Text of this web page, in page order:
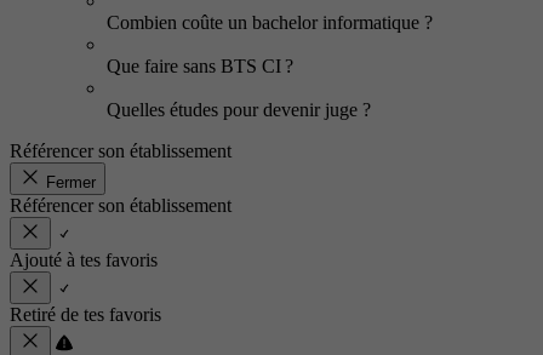
Combien coûte un bachelor informatique ?
Que faire sans BTS CI ?
Quelles études pour devenir juge ?
Référencer son établissement
Fermer
Référencer son établissement
Ajouté à tes favoris
Retiré de tes favoris